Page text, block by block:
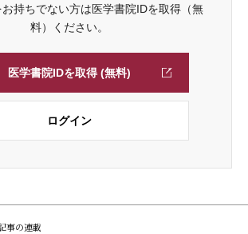
お持ちでない方は医学書院IDを取得（無
料）ください。
医学書院IDを取得 (無料)
ログイン
事の連載